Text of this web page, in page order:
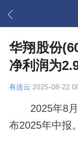
华翔股份
净利润为
有连云 2025-08-22
2025年8月
布2025年中报。